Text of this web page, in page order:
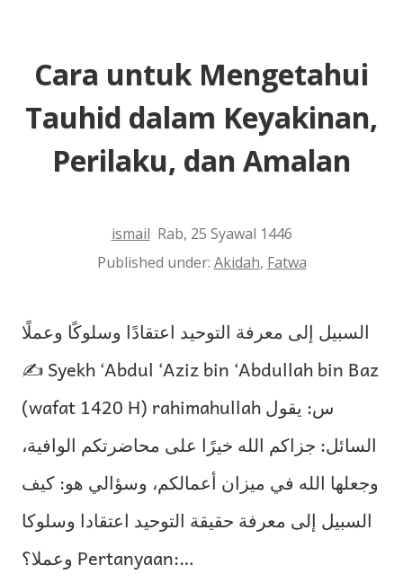
yang
Berduka?
Cara untuk Mengetahui
Tauhid dalam Keyakinan,
Perilaku, dan Amalan
ismail Rab, 25 Syawal 1446
Published under: Akidah, Fatwa
السبيل إلى معرفة التوحيد اعتقادًا وسلوكًا وعملًا
✍ Syekh ‘Abdul ‘Aziz bin ‘Abdullah bin Baz
(wafat 1420 H) rahimahullah س: يقول
السائل: جزاكم الله خيرًا على محاضرتكم الوافية،
وجعلها الله في ميزان أعمالكم، وسؤالي هو: كيف
السبيل إلى معرفة حقيقة التوحيد اعتقادا وسلوكا
وعملا؟ Pertanyaan:…